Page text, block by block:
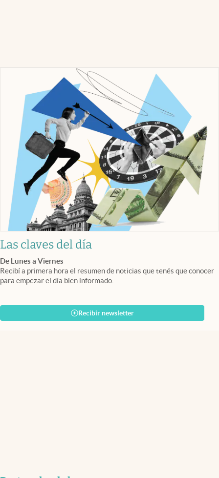
Las claves del día
De Lunes a Viernes
Recibí a primera hora el resumen de noticias que tenés que conocer
para empezar el día bien informado.
Recibir newsletter